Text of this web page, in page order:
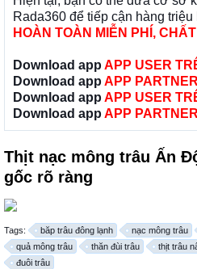
Rada360 để tiếp cận hàng triệu
HOÀN TOÀN MIỄN PHÍ,
Download app APP USER
Download app APP
Download app APP USER
Download app APP
Thịt nạc mông trâu Ấn
gốc rõ ràng
Tags: băp trâu đông lạnh nạc mông trâu
quả mông trâu
thăn đùi trâu thịt trâu
đuôi trâu